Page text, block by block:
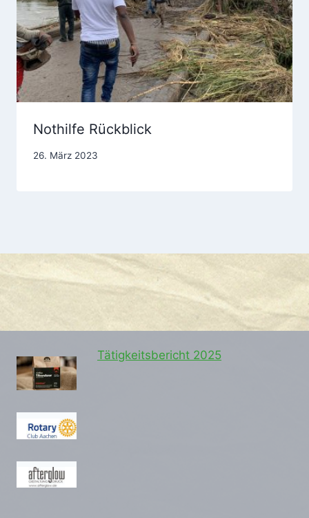
Nothilfe Rückblick
26. März 2023
Tätigkeitsbericht 2025